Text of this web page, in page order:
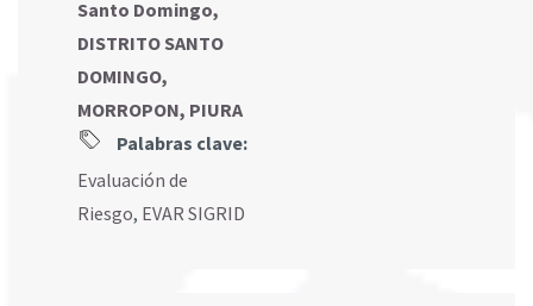
Santo Domingo,
DISTRITO SANTO
DOMINGO,
MORROPON, PIURA
Palabras clave:
Evaluación de
Riesgo, EVAR SIGRID